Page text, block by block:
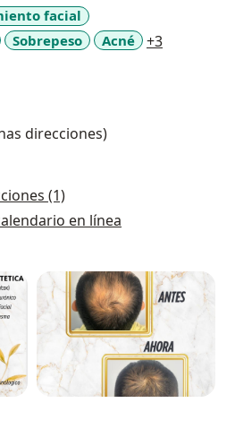
estética con sentido, salud
facial
Sobrepeso Acné +3
direcciones)
(1)
en línea